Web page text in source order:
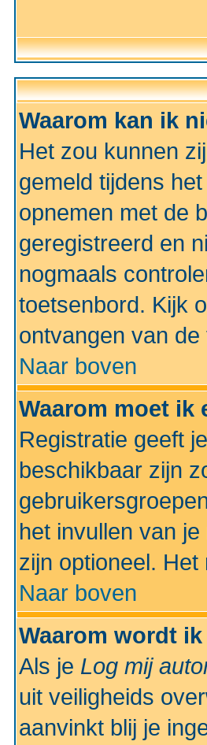
Waarom kan ik
Het zou kunnen
gemeld tijdens
opnemen met de
geregistreerd en
nogmaals
toetsenbord. Kijk
ontvangen van
Naar boven
Waarom moet ik
Registratie geeft
beschikbaar zijn
het invullen van
zijn optioneel.
Naar boven
Waarom wordt
Als je Log mij
uit veiligheids
aanvinkt blij je